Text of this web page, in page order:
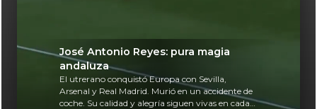
José Antonio Reyes: pura magia
andaluza
El utrerano conquistó Europa con Sevilla,
Arsenal y Real Madrid. Murió en un accidente de
coche. Su calidad y alegría siguen vivas en cada